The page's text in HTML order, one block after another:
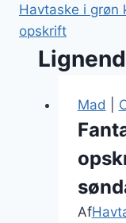
Havtaske i grøn
opskrift
Mad
Af